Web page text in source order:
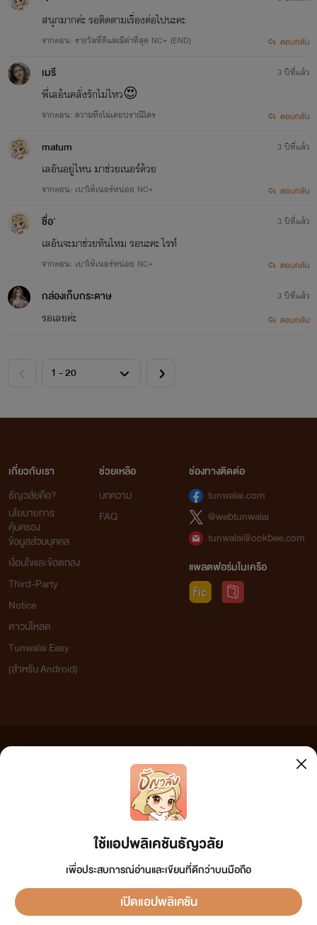
สนุกมากค่ะ รอติดตามเรื่องต่อไปนะคะ
จากตอน: รางวัลที่ดีและมีค่าที่สุด NC+ (END) ตอบกลับ
เมรี
พี่เลอ้นคลั่งรักไม่ไหว😍
จากตอน: ความหึงไม่เคยปราณีใคร
3 ปีที่แล้ว
ตอบกลับ
matum
เลอันอยู่ไหน มาช่วยเนอร์ด้วย
จากตอน: เบาให้เนอร์หน่อย NC+
3 ปีที่แล้ว
ตอบกลับ
ชื่อ'
เลอันจะมาช่วยทันไหม รอนะคะ ไรท์
จากตอน: เบาให้เนอร์หน่อย NC+
3 ปีที่แล้ว
ตอบกลับ
กล่องเก็บกระดาษ
รอเลยค่ะ
3 ปีที่แล้ว
ตอบกลับ
ใช้แอปพลิเคชันธัญวลัย
เพื่อประสบการณ์อ่านและเขียนที่ดีกว่าบนมือถือ
เปิดแอปพลิเคชัน
เกี่ยวกับเรา
ธัญวลัยคือ?
นโยบายการ
คุ้มครอง
ข้อมูลส่วนบุคคล
เงื่อนไขและข้อตกลง
Third-Party
Notice
ดาวน์โหลด
Tunwalai Easy
(สำหรับ Android)
ช่วยเหลือ
บทความ
FAQ
ช่องทางติดต่อ
tunwalai.com
@webtunwalai
tunwalai@ookbee.com
แพลตฟอร์มในเครือ
เว็บไซต์แห่งนี้ไม่ได้เห็นด้วยและไม่ขอรับผิดชอบต่อข้อความใดๆ ทั้งสิ้น ดังนั้นผู้อ่านทุกท่านโปรดใช้
วิจารณญาณในการกลั่นกรองด้วยตนเอง และหากท่านพบข้อความใดๆ ที่ขัดต่อกฎหมายและศีลธรรม
กรุณาแจ้งมาที่ tunwalai@ookbee.com เพื่อทีมงานจะได้ดำเนินการในทันที ทั้งนี้ ทางเว็บไซต์ขอสงวน
ลิขสิทธิ์ตามพระราชบัญญัติลิขสิทธิ์ (ฉบับเพิ่มเติม) พ.ศ.2558